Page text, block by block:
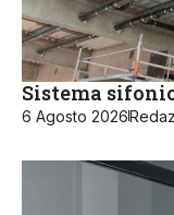
Sistema
6 Agosto 2026